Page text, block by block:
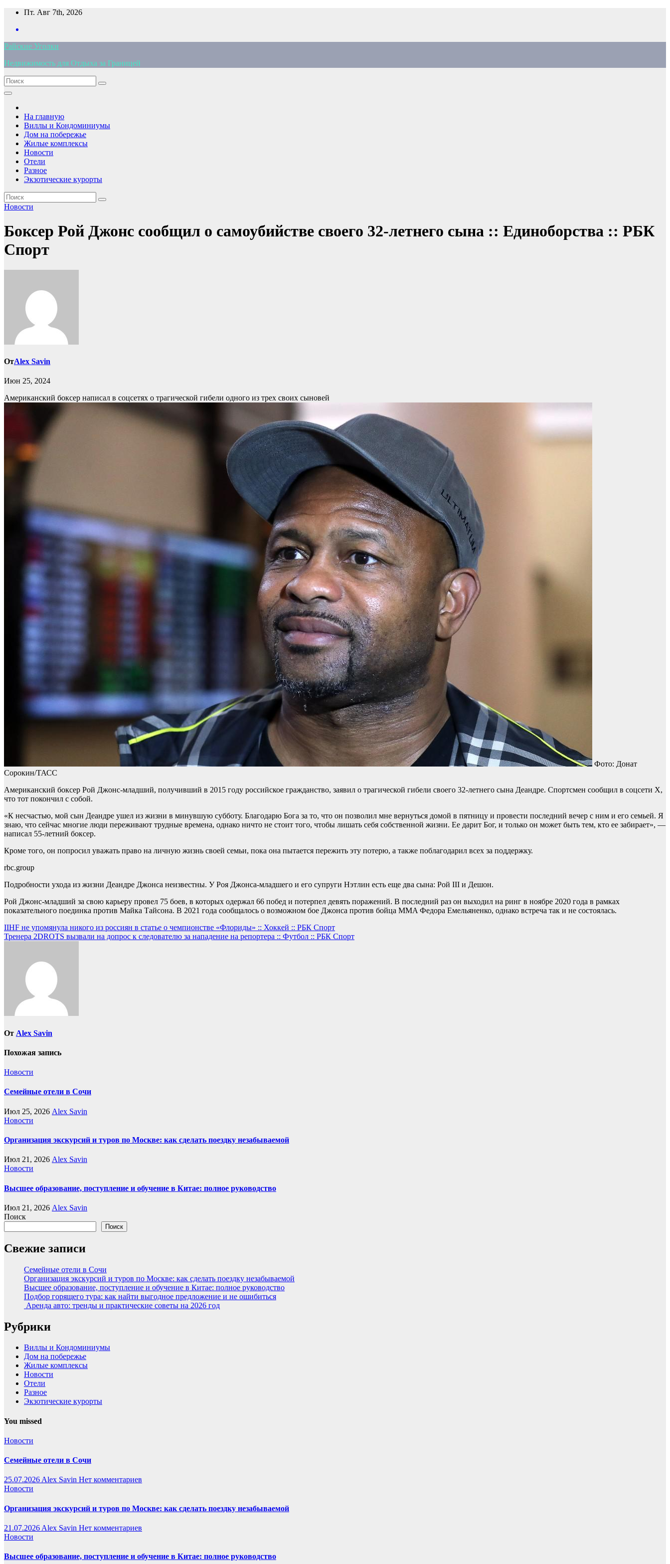
Перейти
содержимому
Пт. Авг 7th, 2026
Райские Уголки
Недвижимость для Отдыха за Границей
На главную
Виллы и Кондоминиумы
Дом на побережье
Жилые комплексы
Новости
Отели
Разное
Экзотические курорты
Новости
Боксер Рой Джонс сообщил о самоубийстве своего 32-летнего сына :: Единоборства :: РБК
Спорт
ОтAlex Savin
Июн 25, 2024
Американский боксер написал в соцсетях о трагической гибели одного из трех своих сыновей
Фото: Донат
Сорокин/ТАСС
Американский боксер Рой Джонс-младший, получивший в 2015 году российское гражданство, заявил о трагической гибели своего 32-летнего сына Деандре. Спортсмен сообщил в соцсети X,
что тот покончил с собой.
«К несчастью, мой сын Деандре ушел из жизни в минувшую субботу. Благодарю Бога за то, что он позволил мне вернуться домой в пятницу и провести последний вечер с ним и его семьей. Я
знаю, что сейчас многие люди переживают трудные времена, однако ничто не стоит того, чтобы лишать себя собственной жизни. Ее дарит Бог, и только он может быть тем, кто ее забирает», —
написал 55-летний боксер.
Кроме того, он попросил уважать право на личную жизнь своей семьи, пока она пытается пережить эту потерю, а также поблагодарил всех за поддержку.
rbc.group
Подробности ухода из жизни Деандре Джонса неизвестны. У Роя Джонса-младшего и его супруги Нэтлин есть еще два сына: Рой III и Дешон.
Рой Джонс-младший за свою карьеру провел 75 боев, в которых одержал 66 побед и потерпел девять поражений. В последний раз он выходил на ринг в ноябре 2020 года в рамках
показательного поединка против Майка Тайсона. В 2021 года сообщалось о возможном бое Джонса против бойца MMA Федора Емельяненко, однако встреча так и не состоялась.
Навигация
по
IIHF не упомянула никого из россиян в статье о чемпионстве «Флориды» :: Хоккей :: РБК Спорт
Тренера 2DROTS вызвали на допрос к следователю за нападение на репортера :: Футбол :: РБК Спорт
От Alex Savin
Похожая запись
Новости
Семейные отели в Сочи
Июл 25, 2026 Alex Savin
Новости
Организация экскурсий и туров по Москве: как сделать поездку незабываемой
Июл 21, 2026 Alex Savin
Новости
Высшее образование, поступление и обучение в Китае: полное руководство
Июл 21, 2026 Alex Savin
Поиск
Поиск
Свежие записи
Семейные отели в Сочи
Организация экскурсий и туров по Москве: как сделать поездку незабываемой
Высшее образование, поступление и обучение в Китае: полное руководство
Подбор горящего тура: как найти выгодное предложение и не ошибиться
Аренда авто: тренды и практические советы на 2026 год
Рубрики
Виллы и Кондоминиумы
Дом на побережье
Жилые комплексы
Новости
Отели
Разное
Экзотические курорты
You missed
Новости
Семейные отели в Сочи
25.07.2026Alex Savin Нет комментариев
Новости
Организация экскурсий и туров по Москве: как сделать поездку незабываемой
21.07.2026 Alex Savin Нет комментариев
Новости
Высшее образование, поступление и обучение в Китае: полное руководство